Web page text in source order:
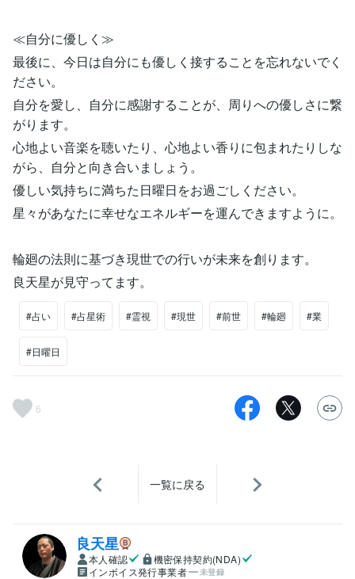
≪自分に優しく≫
最後に、今日は自分にも優しく接することを忘れないでく
ださい。
自分を愛し、自分に感謝することが、周りへの優しさに繋
がります。
心地よい音楽を聴いたり、心地よい香りに包まれたりしな
がら、自分と向き合いましょう。
優しい気持ちに満ちた日曜日をお過ごしください。
星々があなたに幸せなエネルギーを運んできますように。
輪廻の法則に基づき現世での行いが未来を創ります。
良天星が見守ってます。
#占い #占星術 #霊視 #現世 #前世 #輪廻 #業
#日曜日
6
一覧に戻る
良天星
本人確認
機密保持契約(NDA)
インボイス発行事業者
未登録